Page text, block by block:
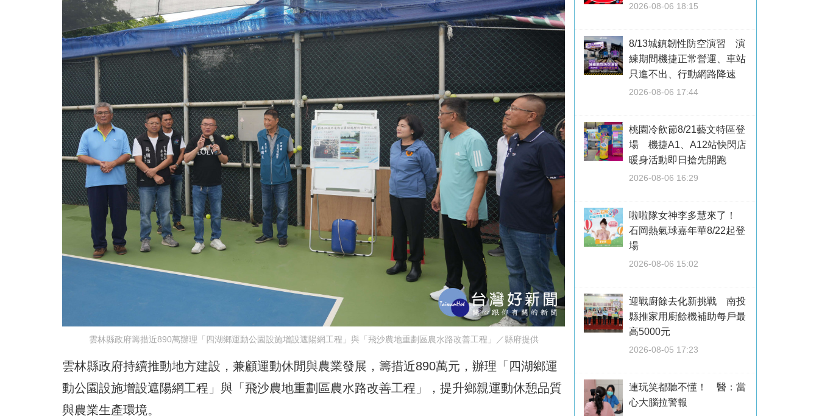
雲林縣政府籌措近890萬辦理「四湖鄉運動公園設施增設遮陽網工程」與「飛沙農地重劃區農水路改善工程」／縣府提供
雲林縣政府持續推動地方建設，兼顧運動休閒與農業發展，籌措近890萬元，辦理「四湖鄉運
動公園設施增設遮陽網工程」與「飛沙農地重劃區農水路改善工程」，提升鄉親運動休憩品質
與農業生產環境。
2026-08-06 18:15
8/13城鎮韌性防空演習 演
練期間機捷正常營運、車站
只進不出、行動網路降速
2026-08-06 17:44
桃園冷飲節8/21藝文特區登
場 機捷A1、A12站快閃店
暖身活動即日搶先開跑
2026-08-06 16:29
啦啦隊女神李多慧來了！
石岡熱氣球嘉年華8/22起登
場
2026-08-06 15:02
迎戰廚餘去化新挑戰 南投
縣推家用廚餘機補助每戶最
高5000元
2026-08-05 17:23
連玩笑都聽不懂！ 醫：當
心大腦拉警報